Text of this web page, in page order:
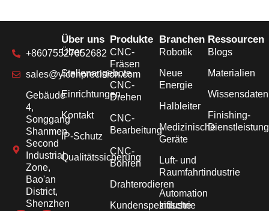
+86075527052682
sales@yicenprecision.com
Gebäude
4,
Songgang
Shanmen
Second
Industrial
Zone,
Bao'an
District,
Shenzhen
Über uns
Über
Stellenangebote
Einrichtungen
Kontakt
IP-Schutz
Qualitätssicherung
Produkte
CNC-
Fräsen
CNC-
Drehen
CNC-
Bearbeitung
CNC-
Bohren
Drahterodieren
Kundenspezifische
Branchen
Robotik
Neue
Energie
Halbleiter
Medizinische
Geräte
Luft- und
Raumfahrtindustrie
Automation
Industrie
Ressourcen
Blogs
Materialien
Finishing-